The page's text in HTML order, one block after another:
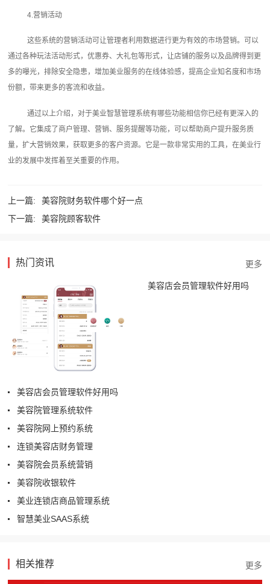
4.营销活动
这些系统的营销活动可让管理者利用数据进行更为有效的市场营销。可以
通过各种玩法活动形式，优惠券、大礼包等形式，让店铺的服务以及品牌得到更
多的曝光，排除安全隐患，增加美业服务的在线体验感，提高企业知名度和市场
份额，带来更多的客流和收益。
通过以上介绍，对于美业智慧管理系统有哪些功能相信你已经有更深入的
了解。它集成了商户管理、营销、服务提醒等功能，可以帮助商户提升服务质
量，扩大营销效果，获取更多的客户资源。它是一款非常实用的工具，在美业行
业的发展中发挥着至关重要的作用。‍
上一篇:
美容院财务软件哪个好一点
下一篇:
美容院顾客软件
热门资讯
美容店会员管理软件好用吗
美容店会员管理软件好用吗
美容院管理系统软件
美容院网上预约系统
连锁美容店财务管理
美容院会员系统营销
美容院收银软件
美业连锁店商品管理系统
智慧美业SAAS系统
相关推荐